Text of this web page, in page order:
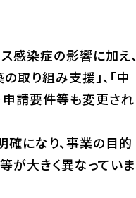
感染症の影響に加え、
り組み支援」、「中
申請要件等も変更され
になり、事業の目的
が大きく異なっていま